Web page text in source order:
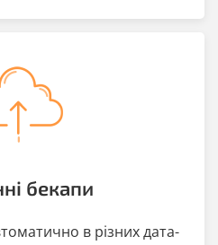
бекапи
в різних дата-